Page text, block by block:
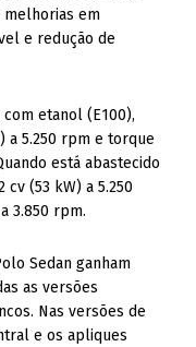
melhorias em
e redução de
etanol (E100),
a 5.250 rpm e torque
está abastecido
cv (53 kW) a 5.250
3.850 rpm.
Sedan ganham
as versões
Nas versões de
e os apliques